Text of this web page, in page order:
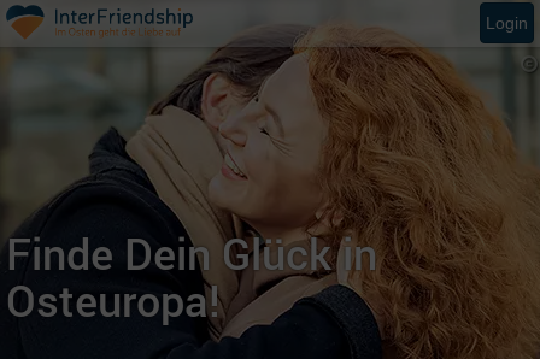
Finde Dein Glück in
Osteuropa!
Login